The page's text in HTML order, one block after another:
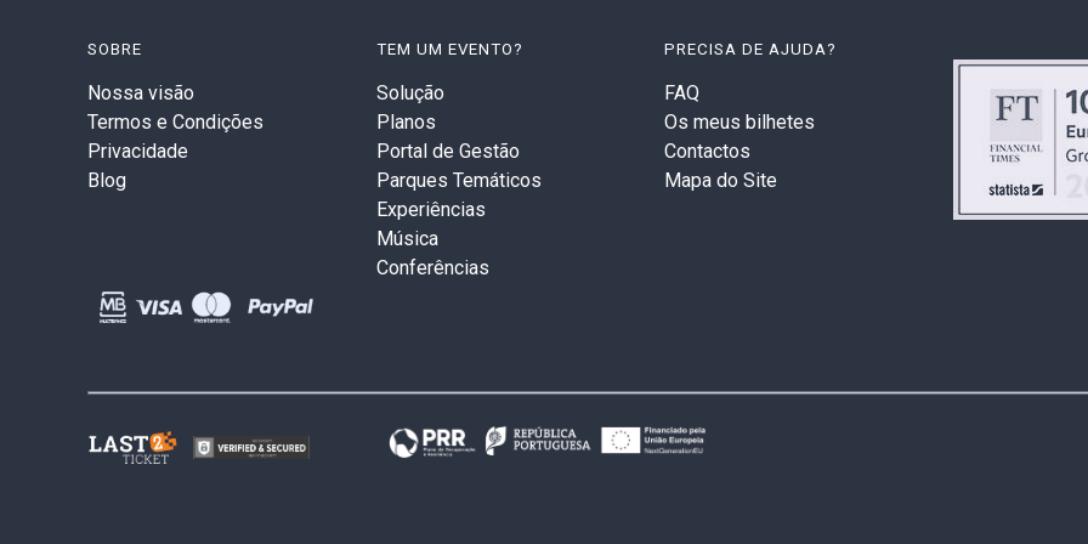
SOBRE
Nossa visão
Termos e Condições
Privacidade
Blog
TEM UM EVENTO?
Solução
Planos
Portal de Gestão
Parques Temáticos
Experiências
Música
Conferências
PRECISA DE AJUDA?
FAQ
Os meus bilhetes
Contactos
Mapa do Site